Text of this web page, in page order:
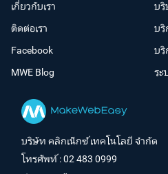
เกี่ยวกับเรา
ติดต่อเรา
Facebook
MWE Blog
บริ
บริ
บริ
ระ
บริษัท คลิกเน็กซ์ เทคโนโลยี จำกัด
โทรศัพท์ :02 483 0999